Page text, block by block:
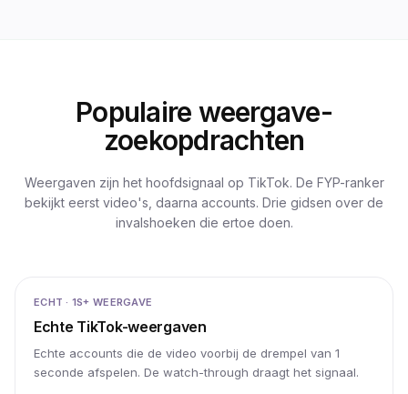
Populaire weergave-
zoekopdrachten
Weergaven zijn het hoofdsignaal op TikTok. De FYP-ranker
bekijkt eerst video's, daarna accounts. Drie gidsen over de
invalshoeken die ertoe doen.
ECHT · 1S+ WEERGAVE
Echte TikTok-weergaven
Echte accounts die de video voorbij de drempel van 1
seconde afspelen. De watch-through draagt het signaal.